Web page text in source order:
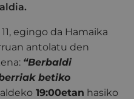
egingo da Hamaika
antolatu den
“Berbaldi
betiko
19:00etan hasiko